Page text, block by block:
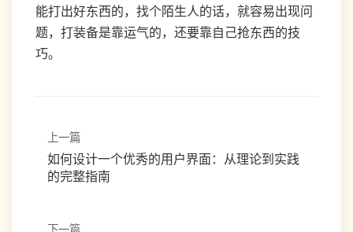
能打出好东西的，找个陌生人的话，就容易出现问
题，打装备是靠运气的，还要靠自己抢东西的技
巧。
上一篇
如何设计一个优秀的用户界面：从理论到实践
的完整指南
下一篇